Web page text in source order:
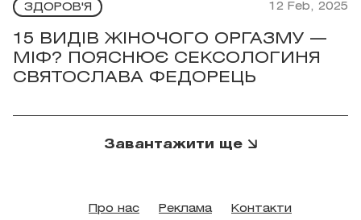
ЗДОРОВ'Я 12 Feb, 2025
15 ВИДІВ ЖІНОЧОГО ОРГАЗМУ —
МІФ? ПОЯСНЮЄ СЕКСОЛОГИНЯ
СВЯТОСЛАВА ФЕДОРЕЦЬ
Завантажити ще
Про нас Реклама Контакти